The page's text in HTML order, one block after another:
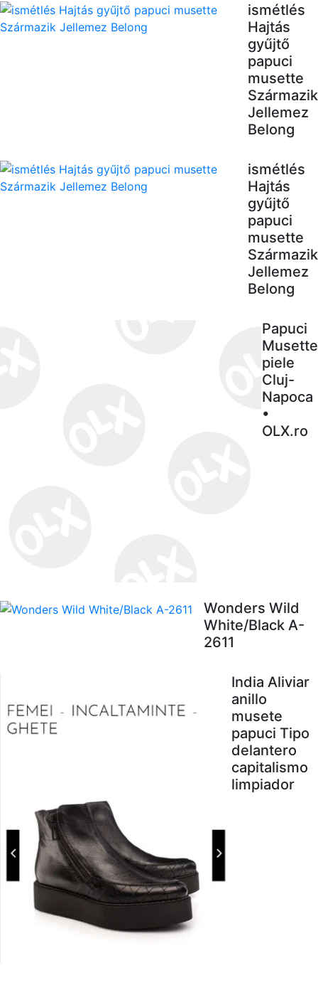
ismétlés
Hajtás
gyűjtő
papuci
musette
Származik
Jellemez
Belong
ismétlés
Hajtás
gyűjtő
papuci
musette
Származik
Jellemez
Belong
Papuci
Musette
piele
Cluj-
Napoca
•
OLX.ro
Wonders Wild
White/Black A-
2611
India Aliviar
anillo
musete
papuci Tipo
delantero
capitalismo
limpiador